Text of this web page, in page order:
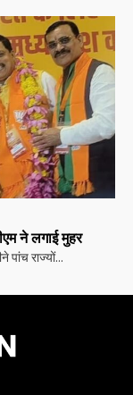
ने लगाई मुहर
राज्यों...